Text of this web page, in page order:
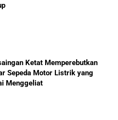
Ketat Memperebutkan
Sepeda Motor Listrik yang
Menggeliat